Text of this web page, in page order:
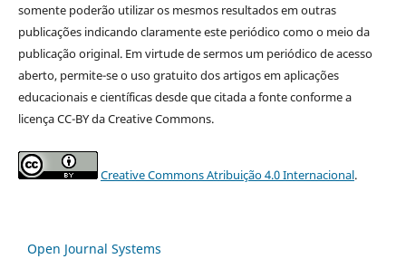
somente poderão utilizar os mesmos resultados em outras
publicações indicando claramente este periódico como o meio da
publicação original. Em virtude de sermos um periódico de acesso
aberto, permite-se o uso gratuito dos artigos em aplicações
educacionais e científicas desde que citada a fonte conforme a
licença CC-BY da Creative Commons.
Creative Commons Atribuição 4.0 Internacional.
Open Journal Systems